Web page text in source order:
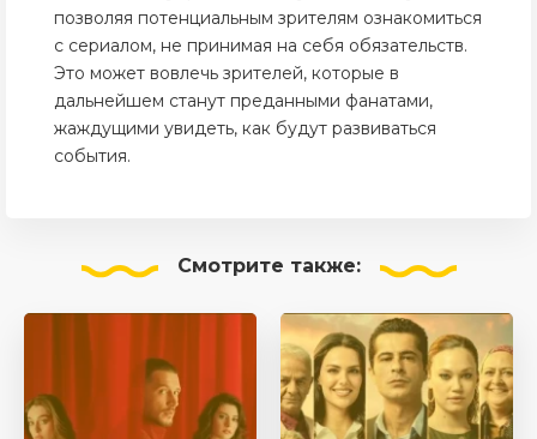
позволяя потенциальным зрителям ознакомиться
с сериалом, не принимая на себя обязательств.
Это может вовлечь зрителей, которые в
дальнейшем станут преданными фанатами,
жаждущими увидеть, как будут развиваться
события.
Смотрите также: